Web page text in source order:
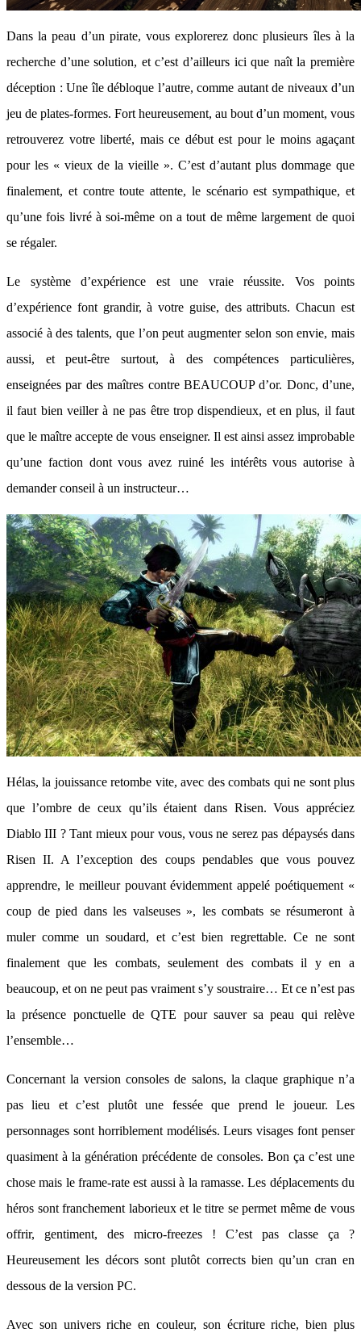
Dans la peau d’un pirate, vous explorerez donc plusieurs îles à la
recherche d’une solution, et c’est d’ailleurs ici que naît la première
déception : Une île débloque l’autre, comme autant de niveaux d’un
jeu de plates-formes. Fort heureusement, au bout d’un moment, vous
retrouverez votre liberté, mais ce début est pour le moins agaçant
pour les « vieux de la vieille ». C’est d’autant plus dommage que
finalement, et contre toute attente, le scénario est sympathique, et
qu’une fois livré à soi-même on a tout de même largement de quoi
se régaler.
Le système d’expérience est une vraie réussite. Vos points
d’expérience font grandir, à votre guise, des attributs. Chacun est
associé à des talents, que l’on peut augmenter selon son envie, mais
aussi, et peut-être surtout, à des compétences particulières,
enseignées par des maîtres contre BEAUCOUP d’or. Donc, d’une,
il faut bien veiller à ne pas être trop dispendieux, et en plus, il faut
que le maître accepte de vous enseigner. Il est ainsi assez improbable
qu’une faction dont vous avez ruiné les intérêts vous autorise à
demander conseil à un instructeur…
Hélas, la jouissance retombe vite, avec des combats qui ne sont plus
que l’ombre de ceux qu’ils étaient dans Risen. Vous appréciez
Diablo III ? Tant mieux pour vous, vous ne serez pas dépaysés dans
Risen II. A l’exception des coups pendables que vous pouvez
apprendre, le meilleur pouvant évidemment appelé poétiquement «
coup de pied dans les valseuses », les combats se résumeront à
muler comme un soudard, et c’est bien regrettable. Ce ne sont
finalement que les combats, seulement des combats il y en a
beaucoup, et on ne peut pas vraiment s’y soustraire… Et ce n’est pas
la présence ponctuelle de QTE pour sauver sa peau qui relève
l’ensemble…
Concernant la version consoles de salons, la claque graphique n’a
pas lieu et c’est plutôt une fessée que prend le joueur. Les
personnages sont horriblement modélisés. Leurs visages font penser
quasiment à la génération précédente de consoles. Bon ça c’est une
chose mais le frame-rate est aussi à la ramasse. Les déplacements du
héros sont franchement laborieux et le titre se permet même de vous
offrir, gentiment, des micro-freezes ! C’est pas classe ça ?
Heureusement les décors sont plutôt corrects bien qu’un cran en
dessous de la version PC.
Avec son univers riche en couleur, son écriture riche, bien plus